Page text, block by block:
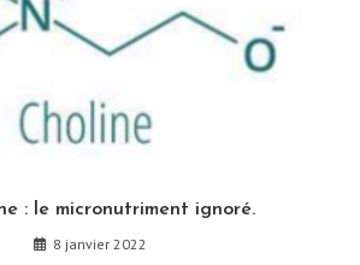
: le micronutriment ignoré.
8 janvier 2022